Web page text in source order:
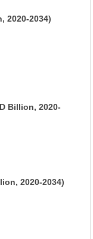
2020-2034)
Billion, 2020-
2020-2034)